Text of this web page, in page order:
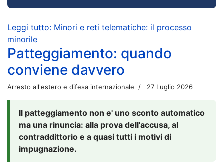
Leggi tutto: Minori e reti telematiche: il processo
minorile
Patteggiamento: quando
conviene davvero
Arresto all'estero e difesa internazionale 27 Luglio 2026
Il patteggiamento non e' uno sconto automatico
ma una rinuncia: alla prova dell'accusa, al
contraddittorio e a quasi tutti i motivi di
impugnazione.